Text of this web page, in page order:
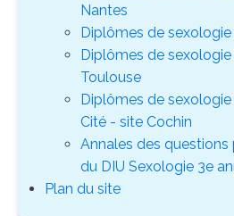
Nantes
Diplômes de
Diplômes de
Toulouse
Diplômes de sexologie
Cité - site Cochin
Annales des questions
du DIU Sexologie 3e
Plan du site